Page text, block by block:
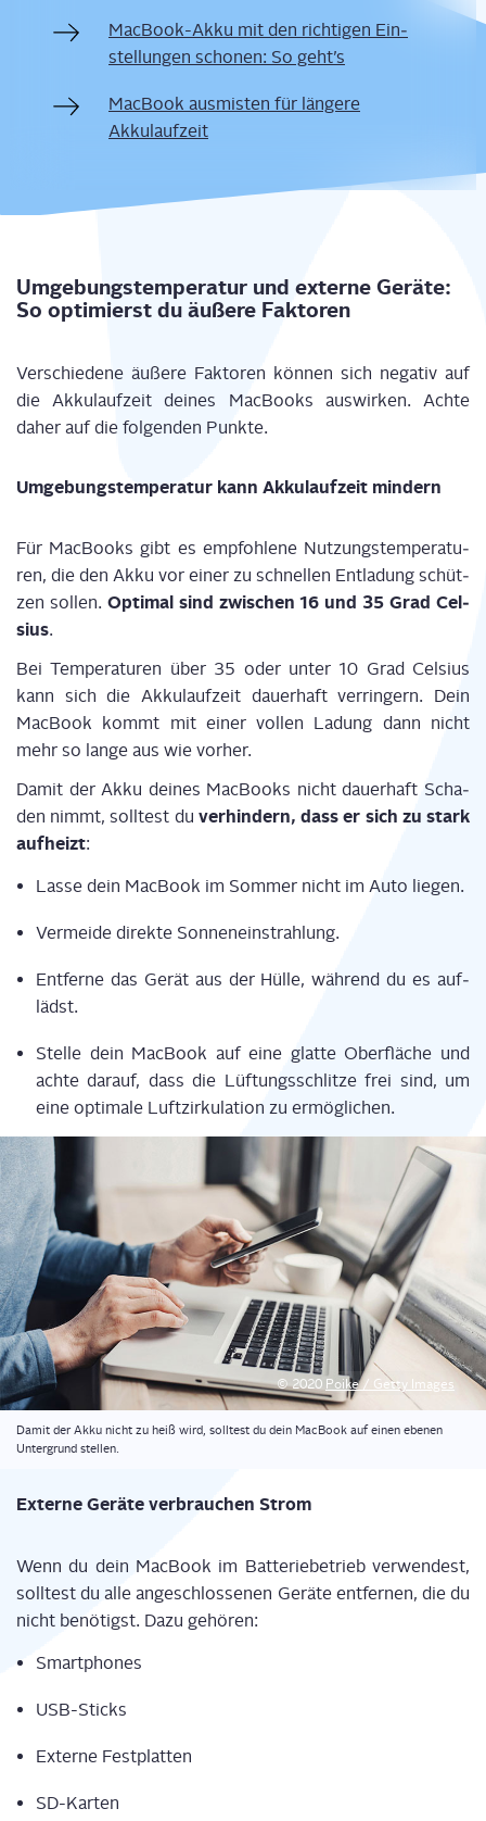
Mac­Book-Akku mit den rich­ti­gen Ein­
stel­lun­gen scho­nen: So geht’s
Mac­Book aus­mis­ten für län­ge­re
Akkulaufzeit
Umge­bungs­tem­pe­ra­tur und exter­ne Gerä­te:
So opti­mierst du äuße­re Faktoren
Ver­schie­de­ne äuße­re Fak­to­ren kön­nen sich nega­tiv auf
die Akkulauf­zeit dei­nes Mac­Books aus­wir­ken.Ach­te
daher auf die fol­gen­den Punk­te.
Umge­bungs­tem­pe­ra­tur kann Akku­lauf­zeit mindern
Für Mac­Books gibt es emp­foh­le­ne Nut­zungs­tem­pe­ra­tu­
ren, die den Akku vor einer zu schnel­len Ent­la­dung schüt­
zen sol­len. Opti­mal sind zwi­schen 16 und 35 Grad Cel­
si­us.
Bei Tem­pe­ra­tu­ren über 35 oder unter 10 Grad Cel­si­us
kann sich die Akku­lauf­zeit dau­er­haft ver­rin­gern. Dein
Mac­Book kommt mit einer vol­len Ladung dann nicht
mehr so lan­ge aus wie vor­her.
Damit der Akku dei­nes Mac­Books nicht dau­er­haft Scha­
den nimmt, soll­test du ver­hin­dern, dass er sich zu stark
auf­heizt:
Las­se dein Mac­Book im Som­mer nicht im Auto lie­gen.
Ver­mei­de direk­te Son­nen­ein­strah­lung.
Ent­fer­ne das Gerätaus der Hül­le, wäh­rend du es auf­
lädst.
Stel­le dein Mac­Book auf eine glat­te Ober­flä­che und
ach­te dar­auf, dass die Lüf­tungs­schlit­ze frei sind, um
eine opti­ma­le Luft­zir­ku­la­ti­on zu ermög­li­chen.
© 2020 Poi­ke / Get­ty Images
Damit der Akku nicht zu heiß wird, soll­test du dein Mac­Book auf einen ebe­nen
Unter­grund stellen.
Exter­ne Gerä­te ver­brau­chen Strom
Wenn du dein Mac­Book im Bat­te­rie­be­trieb ver­wen­dest,
soll­test dualle ange­schlos­se­nen Gerä­te ent­fer­nen, die du
nicht benö­tigst. Dazu gehö­ren:
Smart­phones
USB-Sticks
Exter­ne Fest­plat­ten
SD-Kar­ten